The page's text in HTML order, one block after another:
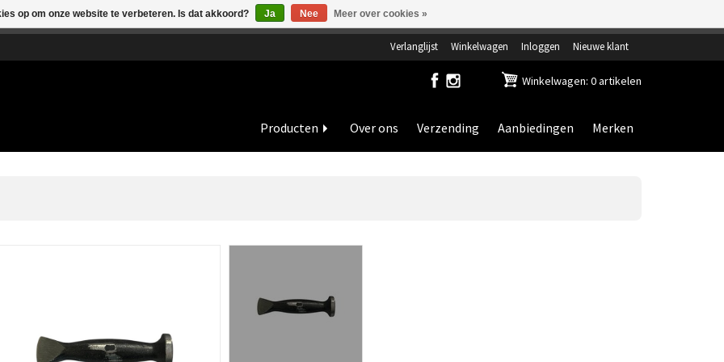
Verlanglijst Winkelwagen Inloggen Nieuwe klant
Winkelwagen: 0 artikelen
Producten Over ons Verzending Aanbiedingen Merken
op om onze website te verbeteren. Is dat akkoord? Ja Nee Meer over cookies »
vakantieperiode zijn wij in juli en augustus op dinsdag en woensdag gesloten.